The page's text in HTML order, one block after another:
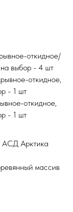
откидное/
на выбор - 4 шт
откидное,
- 1 шт
откидное,
- 1 шт
АСД Арктика
массив